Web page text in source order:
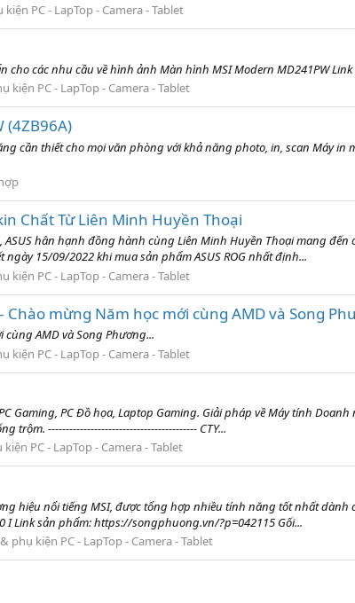
PC - LapTop - Camera - Tablet
các nhu cầu về hình ảnh Màn hình MSI Modern MD241PW Link
kiện PC - LapTop - Camera - Tablet
(4ZB96A)
cần thiết cho mọi văn phòng với khả năng photo, in, scan Máy
Chất Từ Liên Minh Huyền Thoại
hân hạnh đồng hành cùng Liên Minh Huyền Thoại mang
15/09/2022 khi mua sản phẩm ASUS ROG nhất định...
kiện PC - LapTop - Camera - Tablet
Chào mừng Năm học mới cùng AMD và Song
cùng AMD và Song Phương...
kiện PC - LapTop - Camera - Tablet
Gaming, PC Đồ họa, Laptop Gaming. Giải pháp về Máy tính
trộm. ------------------------------------------ CTY...
PC - LapTop - Camera - Tablet
hiệu nổi tiếng MSI, được tổng hợp nhiều tính năng tốt nhất dành
I Link sản phẩm: https://songphuong.vn/?p=042115 Gối...
phụ kiện PC - LapTop - Camera - Tablet